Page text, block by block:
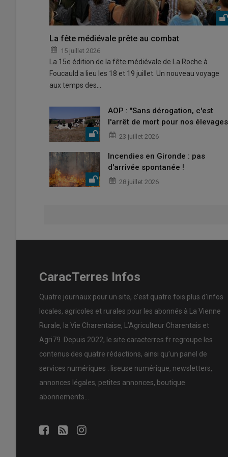
La fête médiévale prête au combat
15 juillet 2026
La 15e édition de la fête médiévale de La Roche à
Foucauld a lieu les 18 et 19 juillet. Un nouveau voyage
aux temps des…
AOP : "Sans dérogation, c'est
l'arrêt de mort pour nos
23 juillet 2026
Incendies en Gironde : pas
d'arrivée spontanée !
28 juillet 2026
CaracTerres Infos
Quatre journaux pour un site, c’est quatre fois plus d’infos
locales, agricoles et rurales pour les abonnés à La Vienne
Rurale, la Vie Charentaise, L’Agriculteur Charentais et
Agri79. Depuis 2022, le site caracterres.fr regroupe les
contenus des quatre rédactions, ainsi qu’un panel de
services numériques : liseuse numérique, newsletters,
annonces légales, petites annonces, boutique
abonnements…